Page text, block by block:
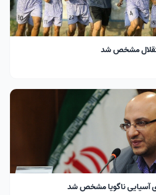
مشخص شد
آسیایی ناگویا مشخص شد